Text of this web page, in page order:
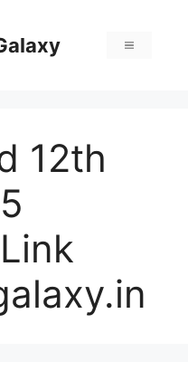
Menu
12th